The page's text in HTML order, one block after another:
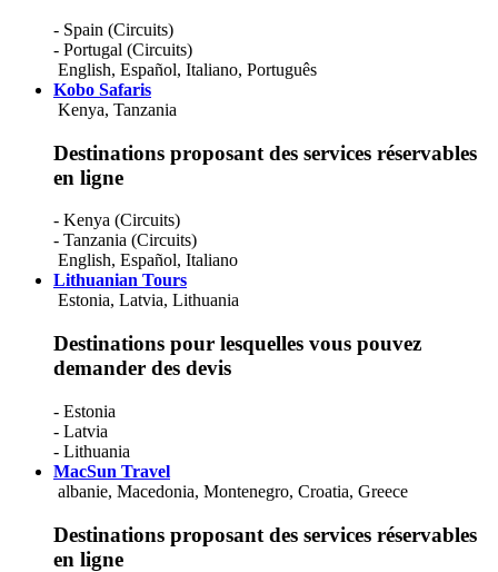
- Spain (Circuits)
- Portugal (Circuits)
English, Español, Italiano, Português
Kobo Safaris
Kenya, Tanzania
Destinations proposant des services réservables
en ligne
- Kenya (Circuits)
- Tanzania (Circuits)
English, Español, Italiano
Lithuanian Tours
Estonia, Latvia, Lithuania
Destinations pour lesquelles vous pouvez
demander des devis
- Estonia
- Latvia
- Lithuania
MacSun Travel
albanie, Macedonia, Montenegro, Croatia, Greece
Destinations proposant des services réservables
en ligne